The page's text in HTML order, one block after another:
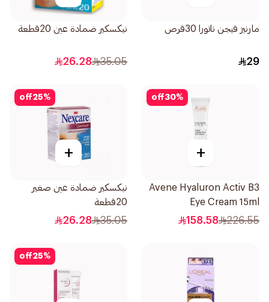
مارنيز فيجن ناتورا 30قرص
29
نيكسكير ضمادة عين 20قطعة
35.05
26.28
30%
off
+
Avene Hyaluron Activ B3
Eye Cream 15ml
226.55
158.58
25%
off
+
نيكسكير ضمادة عين صغير
20قطعة
35.05
26.28
25%
off